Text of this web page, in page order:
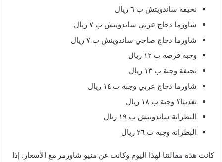
نحيفة ساندويتش ب ٦ ريال
شاورما دجاج عربي ساندويتش ب ٧ ريال
شاورما دجاج صاجي ساندويتش ب ٧ ريال
وجبة قرصة ب ١٢ ريال
نحيفة وجبة ب ١٣ ريال
شاورما دجاج عربي وجبة ب ١٤ ريال
تغديتا؟ وجبة ب ١٨ ريال
البطرانة ساندويتش ب ١٩ ريال
البطرانة وجبة ب ٢٦ ريال
كانت هذه مقالتنا لهذا اليوم وكانت عن منيو شاورمر مع الأسعار. إذا